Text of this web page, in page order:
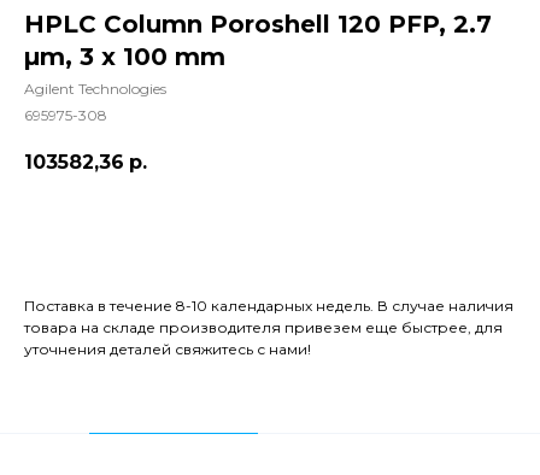
HPLC Column Poroshell 120 PFP, 2.7
µm, 3 x 100 mm
Agilent Technologies
695975-308
103582,36 р.
Поставка в течение 8-10 календарных недель. В случае наличия
товара на складе производителя привезем еще быстрее, для
уточнения деталей свяжитесь с нами!